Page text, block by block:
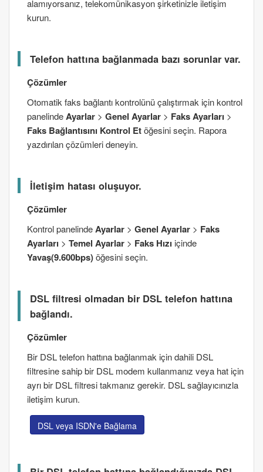
alamıyorsanız, telekomünikasyon şirketinizle iletişim
kurun.
Telefon hattına bağlanmada bazı sorunlar var.
Çözümler
Otomatik faks bağlantı kontrolünü çalıştırmak için kontrol
panelindeAyarlar > Genel Ayarlar > Faks Ayarları >
Faks Bağlantısını Kontrol Etöğesini seçin. Rapora
yazdırılan çözümleri deneyin.
İletişim hatası oluşuyor.
Çözümler
Kontrol panelindeAyarlar > Genel Ayarlar > Faks
Ayarları > Temel Ayarlar > Faks Hızı içinde
Yavaş(9.600bps)öğesini seçin.
DSL filtresi olmadan bir DSL telefon hattına
bağlandı.
Çözümler
Bir DSL telefon hattına bağlanmak için dahili DSL
filtresine sahip bir DSL modem kullanmanız veya hat için
ayrı bir DSL filtresi takmanız gerekir. DSL sağlayıcınızla
iletişim kurun.
DSL veya ISDN'e Bağlama